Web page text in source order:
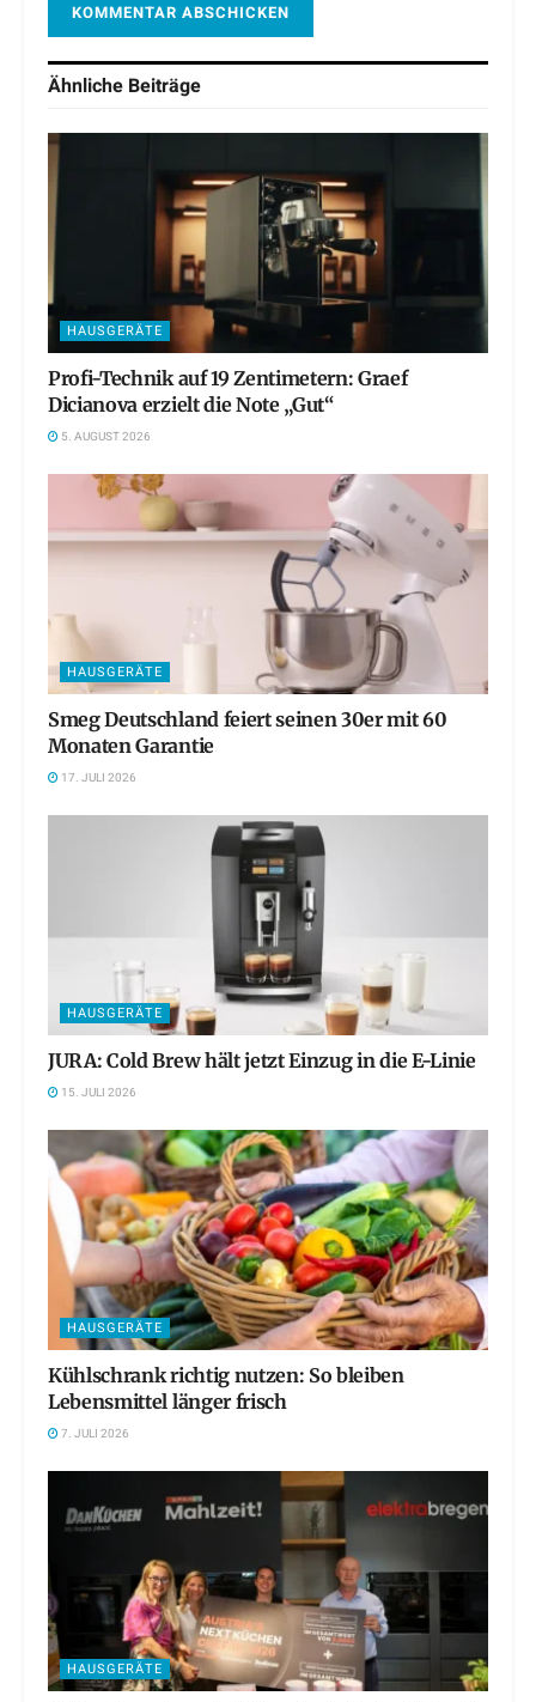
Ähnliche Beiträge
HAUSGERÄTE
Profi-Technik auf 19 Zentimetern: Graef
Dicianova erzielt die Note „Gut“
5. AUGUST 2026
HAUSGERÄTE
Smeg Deutschland feiert seinen 30er mit 60
Monaten Garantie
17. JULI 2026
HAUSGERÄTE
JURA: Cold Brew hält jetzt Einzug in die E-Linie
15. JULI 2026
HAUSGERÄTE
Kühlschrank richtig nutzen: So bleiben
Lebensmittel länger frisch
7. JULI 2026
HAUSGERÄTE